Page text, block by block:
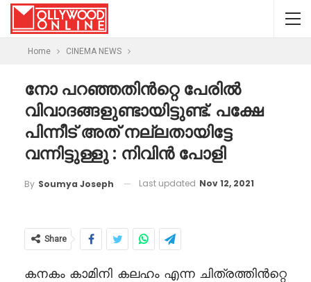
Home CINEMA NEWS
നോ പറഞ്ഞതിൻറ്റെ പേരിൽ
വിവാദങ്ങളുണ്ടായിട്ടുണ്ട്. പക്ഷേ
പിന്നീട് അത് നല്ലതായിട്ടേ
വന്നിട്ടുള്ളു : നിവിൻ പോളി
By Soumya Joseph Last updated Nov 12, 2021
Share
കനകം കാമിനി കലഹം എന്ന ചിത്രത്തിൻറ്റെ